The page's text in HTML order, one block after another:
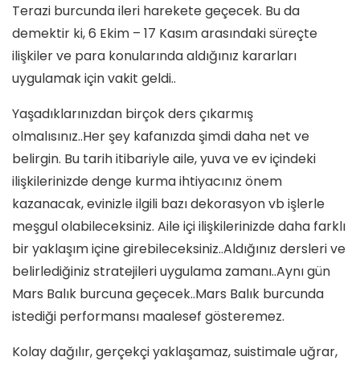
Terazi burcunda ileri harekete geçecek. Bu da
demektir ki, 6 Ekim – 17 Kasım arasındaki süreçte
ilişkiler ve para konularında aldığınız kararları
uygulamak için vakit geldi..
Yaşadıklarınızdan birçok ders çıkarmış
olmalısınız..Her şey kafanızda şimdi daha net ve
belirgin. Bu tarih itibariyle aile, yuva ve ev içindeki
ilişkilerinizde denge kurma ihtiyacınız önem
kazanacak, evinizle ilgili bazı dekorasyon vb işlerle
meşgul olabileceksiniz. Aile içi ilişkilerinizde daha farklı
bir yaklaşım içine girebileceksiniz..Aldığınız dersleri ve
belirlediğiniz stratejileri uygulama zamanı..Aynı gün
Mars Balık burcuna geçecek..Mars Balık burcunda
istediği performansı maalesef gösteremez.
Kolay dağılır, gerçekçi yaklaşamaz, suistimale uğrar,